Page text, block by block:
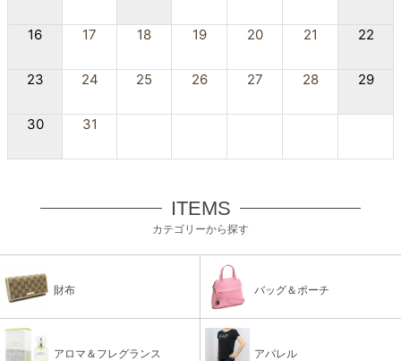
16 17 18 19 20 21 22
23 24 25 26 27 28 29
30 31
ITEMS
カテゴリーから探す
財布 バッグ＆ポーチ
アロマ＆フレグランス アパレル